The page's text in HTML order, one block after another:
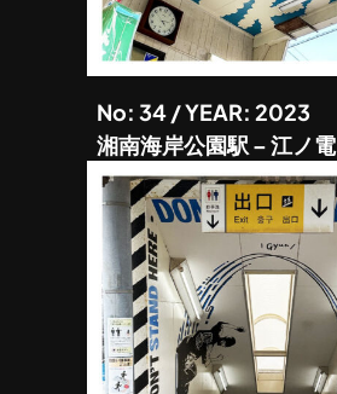
No: 34 / YEAR: 2023
湘南海岸公園駅 – 江ノ電